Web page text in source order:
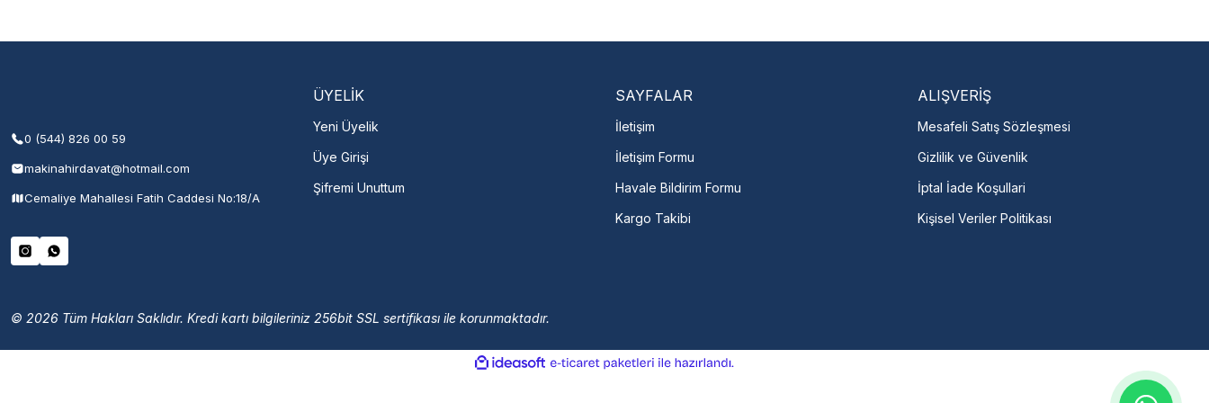
0 (544) 826 00 59
makinahirdavat@hotmail.com
Cemaliye Mahallesi Fatih Caddesi No:18/A
ÜYELİK
Yeni Üyelik
Üye Girişi
Şifremi Unuttum
SAYFALAR
İletişim
İletişim Formu
Havale Bildirim Formu
Kargo Takibi
ALIŞVERİŞ
Mesafeli Satış Sözleşmesi
Gizlilik ve Güvenlik
İptal İade Koşullari
Kişisel Veriler Politikası
© 2026 Tüm Hakları Saklıdır. Kredi kartı bilgileriniz 256bit SSL sertifikası ile korunmaktadır.
ideasoft
e-